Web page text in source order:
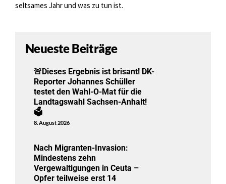
seltsames Jahr und was zu tun ist.
Neueste Beiträge
🚨Dieses Ergebnis ist brisant! DK-
Reporter Johannes Schüller
testet den Wahl-O-Mat für die
Landtagswahl Sachsen-Anhalt!
🗳️
8. August 2026
Nach Migranten-Invasion:
Mindestens zehn
Vergewaltigungen in Ceuta –
Opfer teilweise erst 14